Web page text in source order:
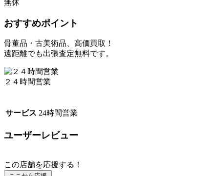
無休
おすすめポイント
骨董品・古美術品、高価買取！
遠距離でも出張査定無料です。
２４時間営業
サービス 24時間営業
ユーザーレビュー
この店舗を応援する！